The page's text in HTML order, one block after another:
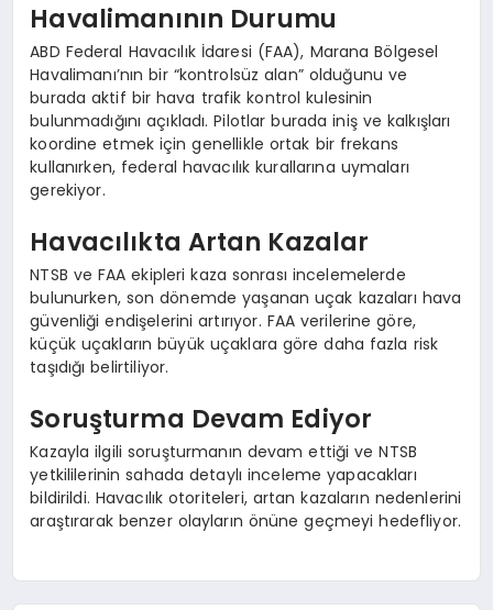
Havalimanının Durumu
ABD Federal Havacılık İdaresi (FAA), Marana Bölgesel
Havalimanı’nın bir “kontrolsüz alan” olduğunu ve
burada aktif bir hava trafik kontrol kulesinin
bulunmadığını açıkladı. Pilotlar burada iniş ve kalkışları
koordine etmek için genellikle ortak bir frekans
kullanırken, federal havacılık kurallarına uymaları
gerekiyor.
Havacılıkta Artan Kazalar
NTSB ve FAA ekipleri kaza sonrası incelemelerde
bulunurken, son dönemde yaşanan uçak kazaları hava
güvenliği endişelerini artırıyor. FAA verilerine göre,
küçük uçakların büyük uçaklara göre daha fazla risk
taşıdığı belirtiliyor.
Soruşturma Devam Ediyor
Kazayla ilgili soruşturmanın devam ettiği ve NTSB
yetkililerinin sahada detaylı inceleme yapacakları
bildirildi. Havacılık otoriteleri, artan kazaların nedenlerini
araştırarak benzer olayların önüne geçmeyi hedefliyor.